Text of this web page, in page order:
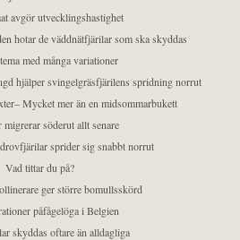
avgör utvecklingshastighet
hotar de väddnätfjärilar som ska skyddas
med många variationer
hjälper svingelgräsfjärilens spridning norrut
Mycket mer än en midsommarbukett
söderut allt senare
sprider sig snabbt norrut
Vad tittar du på?
ger större bomullsskörd
påfågelöga i Belgien
skyddas oftare än alldagliga